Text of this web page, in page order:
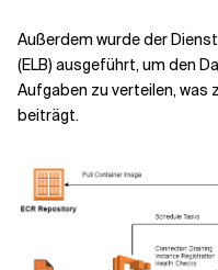
Außerdem wurde der
(ELB) ausgeführt, um den
Aufgaben zu verteilen, was
beiträgt.